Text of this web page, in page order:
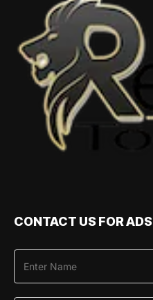
CONTACT US FOR ADS